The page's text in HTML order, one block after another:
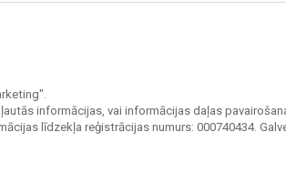
informācijas, vai informācijas daļas
līdzekļa reģistrācijas numurs: 000740434.